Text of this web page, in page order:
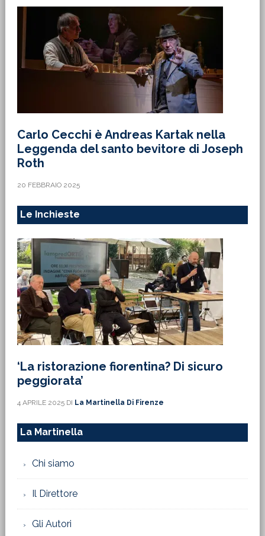
Carlo Cecchi è Andreas Kartak nella
Leggenda del santo bevitore di Joseph
Roth
20 FEBBRAIO 2025
Le Inchieste
‘La ristorazione fiorentina? Di sicuro
peggiorata’
4 APRILE 2025DI La Martinella Di Firenze
La Martinella
Chi siamo
Il Direttore
Gli Autori